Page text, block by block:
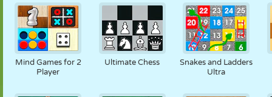
TÜDRUK HÜPPAMINE MATEMAATIKA LABÜRINT
NUKK REAKTSIOON RETRO ROBOT
Mind Games for 2
Player
Ultimate Chess
Snakes and Ladders
Ultra